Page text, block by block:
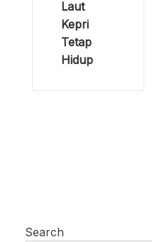
Laut
Kepri
Tetap
Hidup
Search